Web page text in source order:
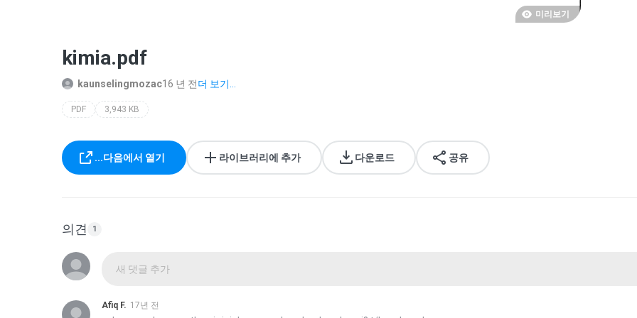
미리보기
kimia.pdf
kaunselingmozac16 년 전더 보기...
PDF 3,943 KB
...다음에서 열기 라이브러리에 추가 다운로드 공유
의견 1
새 댓글 추가
Afiq F. 17년 전